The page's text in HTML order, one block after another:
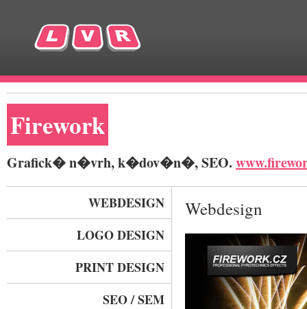
Firework
Grafick� n�vrh, k�dov�n�, SEO.
WEBDESIGN
LOGO DESIGN
PRINT DESIGN
SEO / SEM
Webdesign